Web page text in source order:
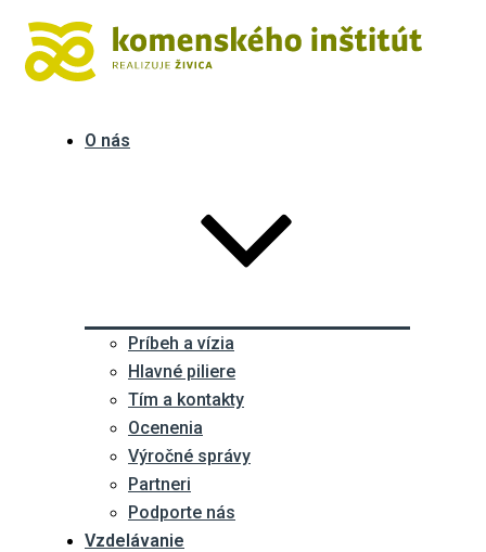
O nás
Príbeh a vízia
Hlavné piliere
Tím a kontakty
Ocenenia
Výročné správy
Partneri
Podporte nás
Vzdelávanie